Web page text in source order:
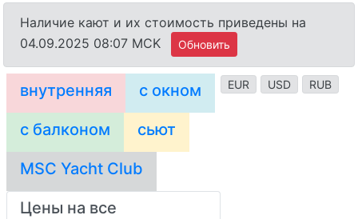
Наличие кают и их стоимость приведены на
04.09.2025 08:07 MCK
Обновить
EUR USD RUB
внутренняя с окном
с балконом сьют
MSC Yacht Club
Цены на все